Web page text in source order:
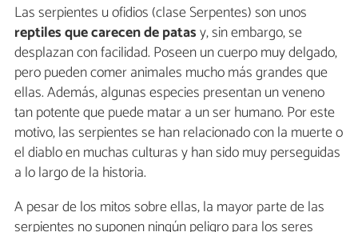
Las serpientes u ofidios (clase Serpentes) son unos
reptiles que carecen de patasy, sin embargo, se
desplazan con facilidad. Poseen un cuerpo muy delgado,
pero pueden comer animales mucho más grandes que
ellas. Además, algunas especies presentan un veneno
tan potente que puede matar a un ser humano. Por este
motivo, las serpientes se han relacionado con la muerte o
el diablo en muchas culturas y han sido muy perseguidas
a lo largo de la historia.
A pesar de los mitos sobre ellas, la mayor parte de las